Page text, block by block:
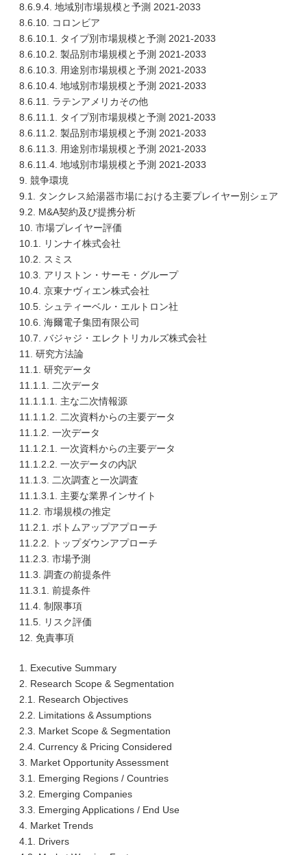
8.6.9.4. 地域別市場規模と予測 2021-2033
8.6.10. コロンビア
8.6.10.1. タイプ別市場規模と予測 2021-2033
8.6.10.2. 製品別市場規模と予測 2021-2033
8.6.10.3. 用途別市場規模と予測 2021-2033
8.6.10.4. 地域別市場規模と予測 2021-2033
8.6.11. ラテンアメリカその他
8.6.11.1. タイプ別市場規模と予測 2021-2033
8.6.11.2. 製品別市場規模と予測 2021-2033
8.6.11.3. 用途別市場規模と予測 2021-2033
8.6.11.4. 地域別市場規模と予測 2021-2033
9. 競争環境
9.1. タンクレス給湯器市場における主要プレイヤー別シェア
9.2. M&A契約及び提携分析
10. 市場プレイヤー評価
10.1. リンナイ株式会社
10.2. スミス
10.3. アリストン・サーモ・グループ
10.4. 京東ナヴィエン株式会社
10.5. シュティーベル・エルトロン社
10.6. 海爾電子集団有限公司
10.7. バジャジ・エレクトリカルズ株式会社
11. 研究方法論
11.1. 研究データ
11.1.1. 二次データ
11.1.1.1. 主な二次情報源
11.1.1.2. 二次資料からの主要データ
11.1.2. 一次データ
11.1.2.1. 一次資料からの主要データ
11.1.2.2. 一次データの内訳
11.1.3. 二次調査と一次調査
11.1.3.1. 主要な業界インサイト
11.2. 市場規模の推定
11.2.1. ボトムアップアプローチ
11.2.2. トップダウンアプローチ
11.2.3. 市場予測
11.3. 調査の前提条件
11.3.1. 前提条件
11.4. 制限事項
11.5. リスク評価
12. 免責事項
1. Executive Summary
2. Research Scope & Segmentation
2.1. Research Objectives
2.2. Limitations & Assumptions
2.3. Market Scope & Segmentation
2.4. Currency & Pricing Considered
3. Market Opportunity Assessment
3.1. Emerging Regions / Countries
3.2. Emerging Companies
3.3. Emerging Applications / End Use
4. Market Trends
4.1. Drivers